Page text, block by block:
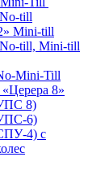
till
Mini-till
till, Mini-till
Mini-Till
8»
8)
6)
4) с